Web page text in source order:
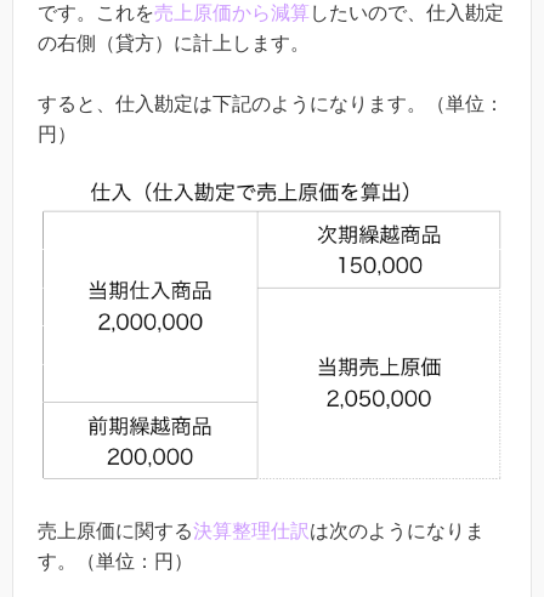
です。これを売上原価から減算したいので、仕入勘定
の右側（貸方）に計上します。
すると、仕入勘定は下記のようになります。（単位：
円）
売上原価に関する決算整理仕訳は次のようになりま
す。（単位：円）